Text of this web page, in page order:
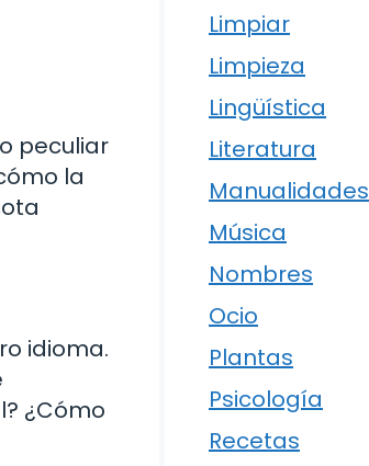
peculiar
la
idioma.
¿Cómo
Limpiar
Limpieza
Lingüística
Literatura
Manualidades
Música
Nombres
Ocio
Plantas
Psicología
Recetas